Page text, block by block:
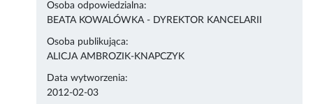
Osoba odpowiedzialna:
BEATA KOWALÓWKA - DYREKTOR KANCELARII
Osoba publikująca:
ALICJA AMBROZIK-KNAPCZYK
Data wytworzenia:
2012-02-03